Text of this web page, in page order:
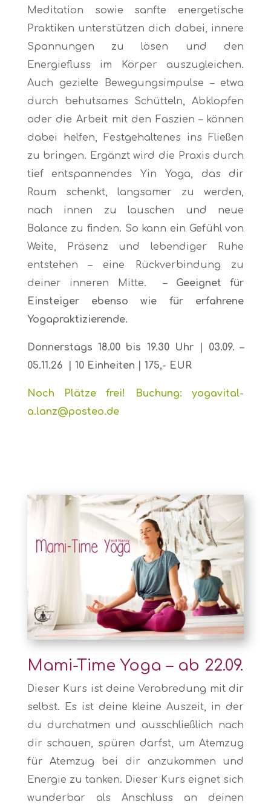
Meditation sowie sanfte energetische
Praktiken unterstützen dich dabei, innere
Spannungen zu lösen und den
Energiefluss im Körper auszugleichen.
Auch gezielte Bewegungsimpulse – etwa
durch behutsames Schütteln, Abklopfen
oder die Arbeit mit den Faszien – können
dabei helfen, Festgehaltenes ins Fließen
zu bringen. Ergänzt wird die Praxis durch
tief entspannendes Yin Yoga, das dir
Raum schenkt, langsamer zu werden,
nach innen zu lauschen und neue
Balance zu finden. So kann ein Gefühl von
Weite, Präsenz und lebendiger Ruhe
entstehen – eine Rückverbindung zu
deiner inneren Mitte. – Geeignet für
Einsteiger ebenso wie für erfahrene
Yogapraktizierende.
Donnerstags 18.00 bis 19.30 Uhr | 03.09. –
05.11.26
| 10 Einheiten | 175,- EUR
Noch Plätze frei! Buchung: yogavital-
a.lanz@posteo.de
Mami-Time Yoga – ab 22.09.
Dieser Kurs ist deine Verabredung mit dir
selbst. Es ist deine kleine Auszeit, in der
du durchatmen und ausschließlich nach
dir schauen, spüren darfst, um Atemzug
für Atemzug bei dir anzukommen und
Energie zu tanken. Dieser Kurs eignet sich
wunderbar als Anschluss an deinen